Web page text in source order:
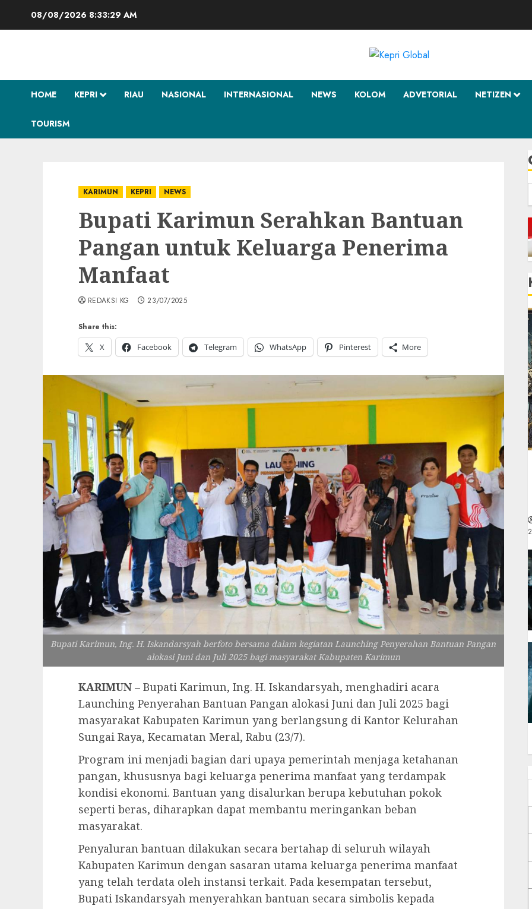
08/08/2026 8:33:30 AM
HOME KEPRI RIAU NASIONAL INTERNASIONAL NEWS KOLOM ADVETORIAL NETIZEN
TOURISM
KARIMUN KEPRI NEWS
Bupati Karimun Serahkan Bantuan
Pangan untuk Keluarga Penerima
Manfaat
Share this:
X
Facebook Telegram WhatsApp Pinterest More
REDAKSI KG 23/07/2025
Bupati Karimun, Ing. H. Iskandarsyah berfoto bersama dalam kegiatan Launching Penyerahan Bantuan Pangan
alokasi Juni dan Juli 2025 bagi masyarakat Kabupaten Karimun
KARIMUN – Bupati Karimun, Ing. H. Iskandarsyah, menghadiri acara
Launching Penyerahan Bantuan Pangan alokasi Juni dan Juli 2025 bagi
masyarakat Kabupaten Karimun yang berlangsung di Kantor Kelurahan
Sungai Raya, Kecamatan Meral, Rabu (23/7).
Program ini menjadi bagian dari upaya pemerintah menjaga ketahanan
pangan, khususnya bagi keluarga penerima manfaat yang terdampak
kondisi ekonomi. Bantuan yang disalurkan berupa kebutuhan pokok
seperti beras, diharapkan dapat membantu meringankan beban
masyarakat.
Penyaluran bantuan dilakukan secara bertahap di seluruh wilayah
Kabupaten Karimun dengan sasaran utama keluarga penerima manfaat
yang telah terdata oleh instansi terkait. Pada kesempatan tersebut,
Bupati Iskandarsyah menyerahkan bantuan secara simbolis kepada